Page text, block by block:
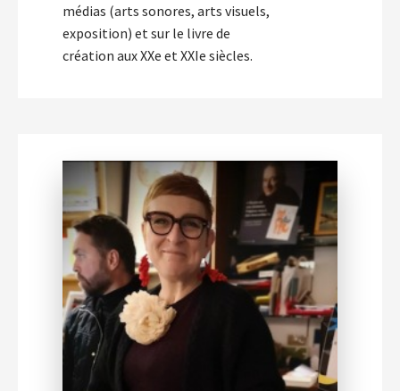
médias (arts sonores, arts visuels,
exposition) et sur le livre de
création aux XXe et XXIe siècles.